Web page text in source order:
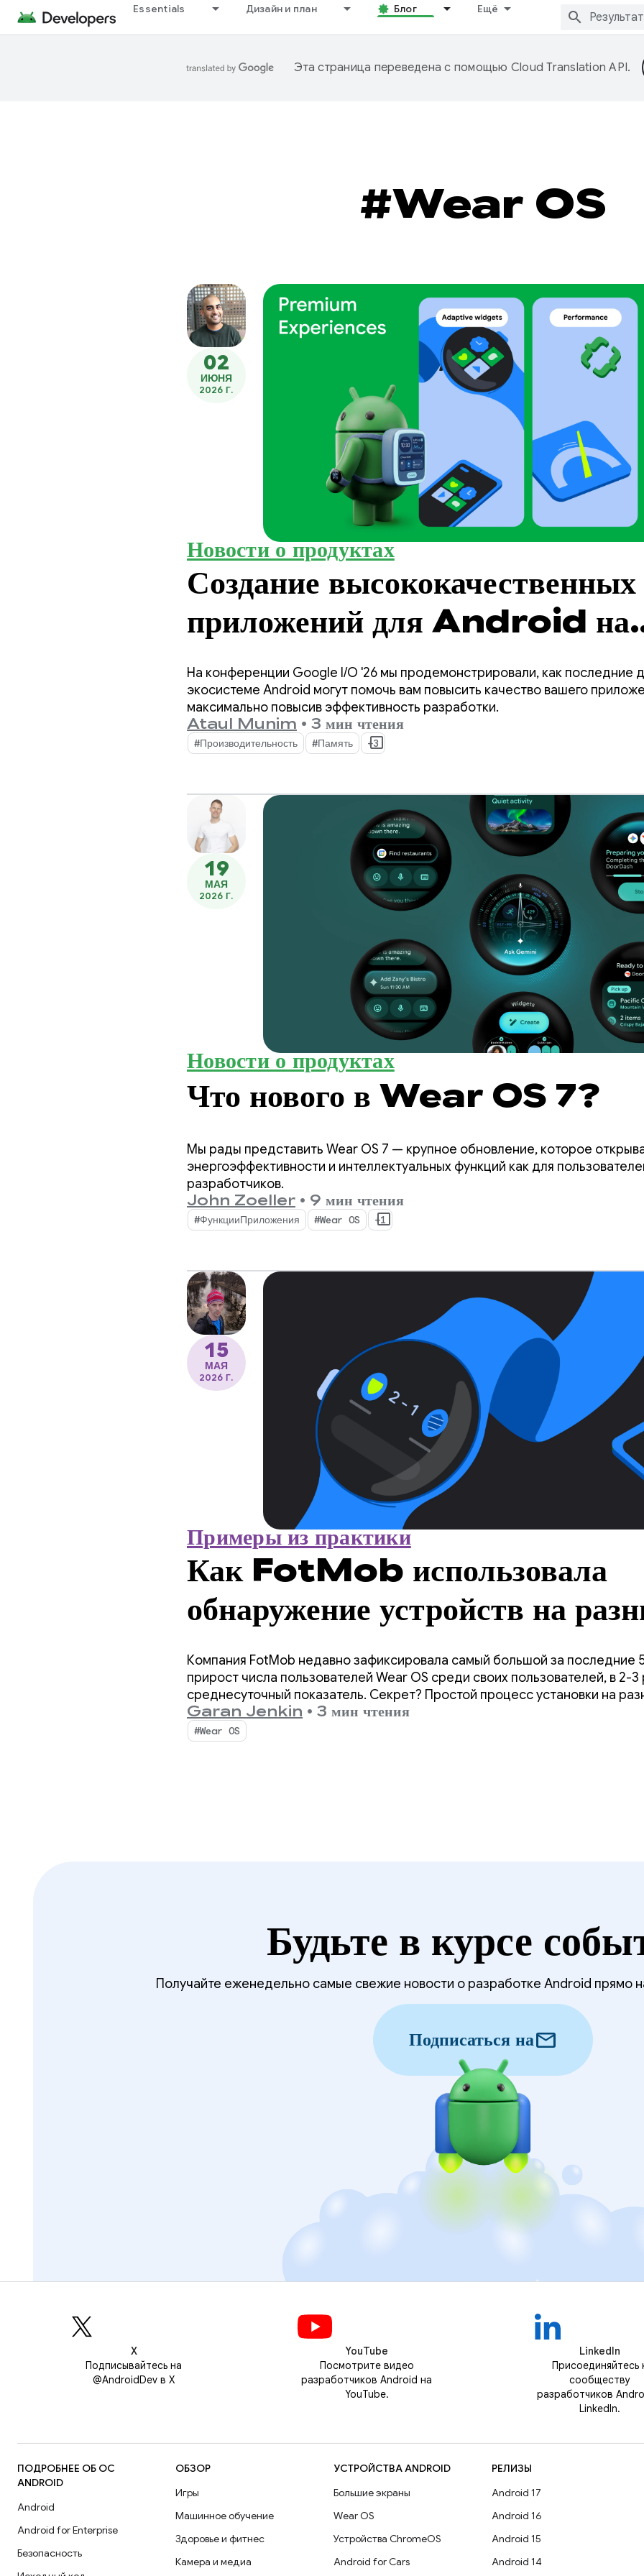
Essentials Дизайн и план Блог Ещё
Эта страница переведена с помощью Cloud Translation API.
#Wear OS
02
ИЮНЯ
2026 Г.
Новости о продуктах
Создание высококачественных
приложений для Android на
конференции Google I/O
На конференции Google I/O '26 мы продемонстрировали, как последние
экосистеме Android могут помочь вам повысить качество вашего
максимально повысив эффективность разработки.
Ataul Munim • 3 мин чтения
#Производительность #Память +3
19
МАЯ
2026 Г.
Новости о продуктах
Что нового в Wear OS 7?
Мы рады представить Wear OS 7 — крупное обновление, которое
энергоэффективности и интеллектуальных функций как для
разработчиков.
John Zoeller • 9 мин чтения
#ФункцииПриложения #Wear OS +1
15
МАЯ
2026 Г.
Примеры из практики
Как FotMob использовала
обнаружение устройств на
платформах для достижения
рекордного уровня внедрения
Wear OS
Компания FotMob недавно зафиксировала самый большой за последние
прирост числа пользователей Wear OS среди своих пользователей, в 2-
среднесуточный показатель. Секрет? Простой процесс установки на
который позволяет пользователям находить приложение Wear OS прямо
Garan Jenkin • 3 мин чтения
#Wear OS
Будьте в курсе
Получайте еженедельно самые свежие новости о разработке Android прямо
Подписаться наmail
Х
Подписывайтесь на
@AndroidDev в X
YouTube
Посмотрите видео
разработчиков Android на
YouTube.
LinkedIn
Присоединяйтесь
сообществу
разработчиков
LinkedIn.
ПОДРОБНЕЕ ОБ ОС
ANDROID
Android
Android for Enterprise
Безопасность
ОБЗОР
Игры
Машинное обучение
Здоровье и фитнес
Камера и медиа
УСТРОЙСТВА ANDROID
Большие экраны
Wear OS
Устройства ChromeOS
Android for Cars
РЕЛИЗЫ
Android 17
Android 16
Android 15
Android 14